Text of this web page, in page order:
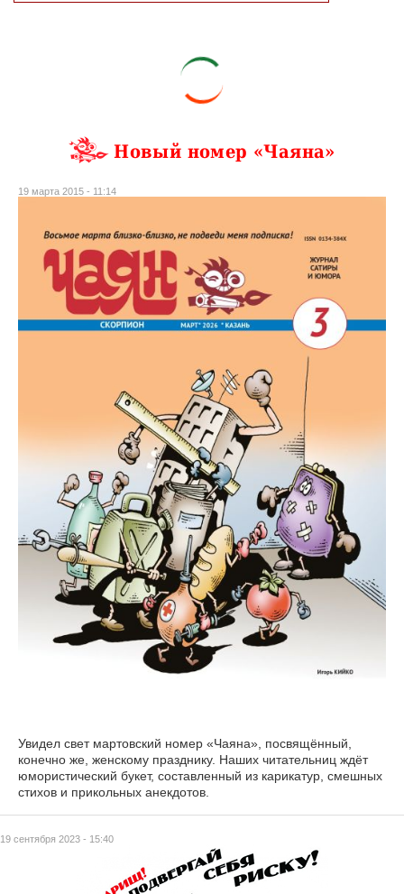
19 сентября 2023 - 15:40
Новый номер «Чаяна»
19 марта 2015 - 11:14
Увидел свет мартовский номер «Чаяна», посвящённый,
конечно же, женскому празднику. Наших читательниц ждёт
юмористический букет, составленный из карикатур, смешных
стихов и прикольных анекдотов.